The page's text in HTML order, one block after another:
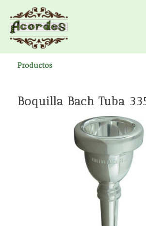
Productos
Boquilla Bach Tuba